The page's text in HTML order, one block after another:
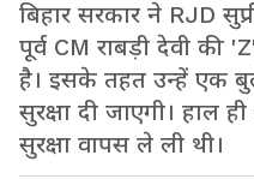
बिहार सरकार ने RJD
पूर्व CM राबड़ी देवी की
है। इसके तहत उन्हें एक
सुरक्षा दी जाएगी। हाल
सुरक्षा वापस ले ली थी।